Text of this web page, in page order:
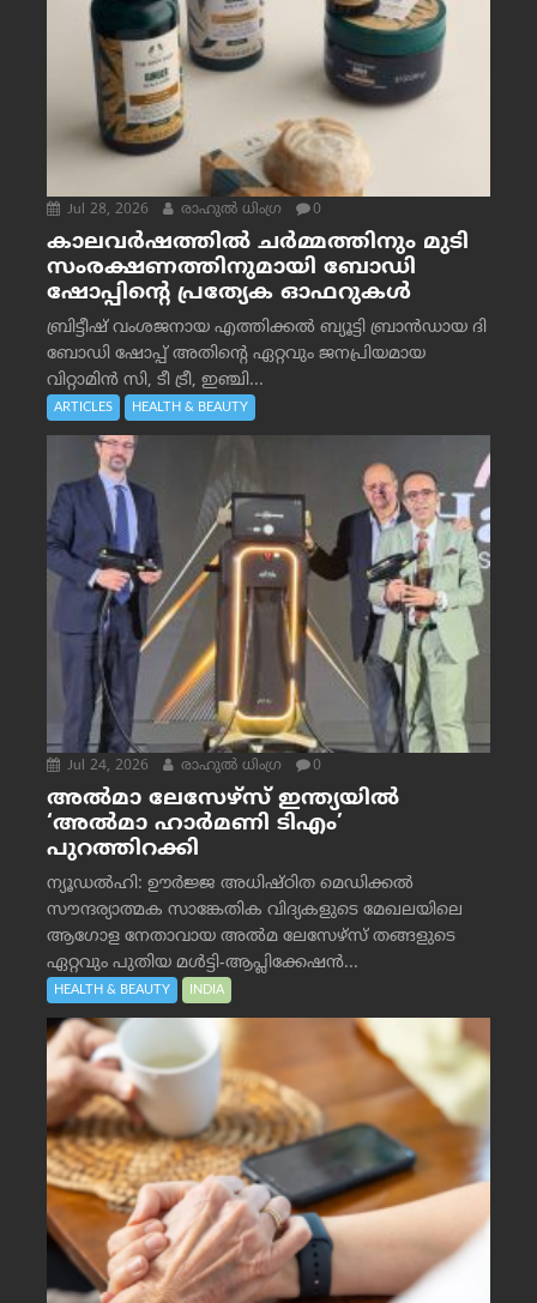
Jul 28, 2026 രാഹുല്‍ ധിംഗ്ര 0
കാലവർഷത്തിൽ ചർമ്മത്തിനും മുടി
സംരക്ഷണത്തിനുമായി ബോഡി
ഷോപ്പിന്റെ പ്രത്യേക ഓഫറുകൾ
ബ്രിട്ടീഷ് വംശജനായ എത്തിക്കൽ ബ്യൂട്ടി ബ്രാൻഡായ ദി
ബോഡി ഷോപ്പ് അതിന്റെ ഏറ്റവും ജനപ്രിയമായ
വിറ്റാമിൻ സി, ടീ ട്രീ, ഇഞ്ചി...
ARTICLES HEALTH & BEAUTY
Jul 24, 2026 രാഹുല്‍ ധിംഗ്ര 0
അൽമാ ലേസേഴ്സ് ഇന്ത്യയിൽ
‘അൽമാ ഹാർമണി ടിഎം’
പുറത്തിറക്കി
ന്യൂഡൽഹി: ഊർജ്ജ അധിഷ്ഠിത മെഡിക്കൽ
സൗന്ദര്യാത്മക സാങ്കേതിക വിദ്യകളുടെ മേഖലയിലെ
ആഗോള നേതാവായ അൽമ ലേസേഴ്സ് തങ്ങളുടെ
ഏറ്റവും പുതിയ മൾട്ടി-ആപ്ലിക്കേഷൻ...
HEALTH & BEAUTY INDIA